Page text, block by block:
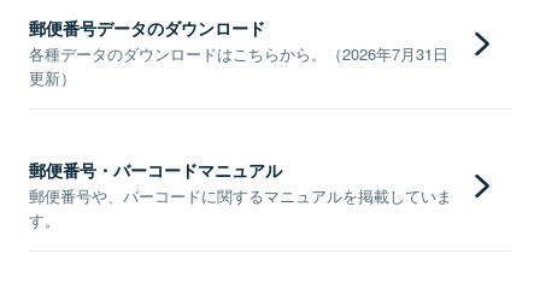
郵便番号データのダウンロード
各種データのダウンロードはこちらから。（2026年7月31日
更新）
郵便番号・バーコードマニュアル
郵便番号や、バーコードに関するマニュアルを掲載していま
す。